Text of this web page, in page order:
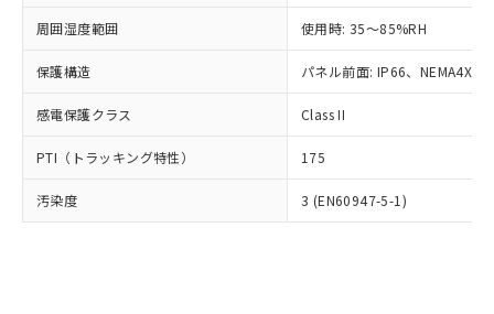
周囲湿度範囲 使用時: 35～85%RH
保護構造 パネル前面: IP66、NEMA4X,
感電保護クラス Class II
PTI（トラッキング特性） 175
汚染度 3 (EN60947-5-1)
ムロン制御機器販売店・当社販売員に
オムロン制御機器販売店や当社販売拠
販売ネットワーク
」をご確認
ください。
在庫状況および標準価格結果を当社の
事前の承諾なく第三者に漏洩または開
マイパーツ機能（部品リスト作成サー
（DBP） 1000ppm以下、フタル酸ジイソブチル
(DIBP) 1000ppm以下
フタル酸エステル類の４物質については閾値を超える意
図的な使用がないことを確認しています。
※2 対応予定月
部品在庫の切り替え状況などにより、予定
月が前後することがあります。
イソブチル) : 1000ppm、 BBP(フタル酸ブチルベンジ
ル) : 1000ppm、
DEHP(フタル酸ビス(2-エチルヘキシル)) : 1000ppm
※2 環境保護使用期限
「ｅ」：有害物質（10物質）のすべてが基
準値以下であることを示します。
「10」：通常の使用状況下において有害物
質が外部に漏えいし、環境に深刻な影響を
いよう必要な手段を講じます。
ル、化学兵器、生物兵器またはその他
武器並びにこれらの製造装置等に一切
使用いたしません。
当社は、貴社製品を第三者に販売する
場合は、上記1、2および3の内容を当
該第三者に通知します。また当社は、
販売先および販売に係わる関係者が違
法に輸出するおそれがある場合は、取
一定数には満たないが在庫あり
在庫なし(最新の在庫状況につ
いては、お客様のお取引先、ま
たはお客様担当のオムロン制御
機器販売店・当社販売員にご確
認ください)
受注生産機種、また在庫状況の